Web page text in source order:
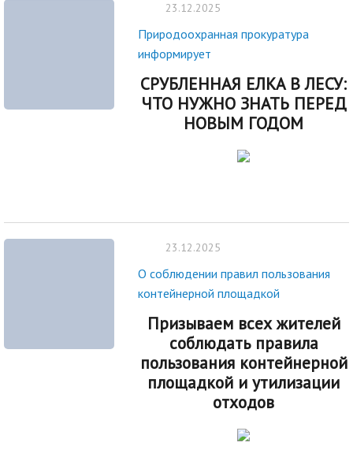
23.12.2025
Природоохранная прокуратура
информирует
СРУБЛЕННАЯ ЕЛКА В ЛЕСУ:
ЧТО НУЖНО ЗНАТЬ ПЕРЕД
НОВЫМ ГОДОМ
23.12.2025
О соблюдении правил пользования
контейнерной площадкой
Призываем всех жителей
соблюдать правила
пользования контейнерной
площадкой и утилизации
отходов